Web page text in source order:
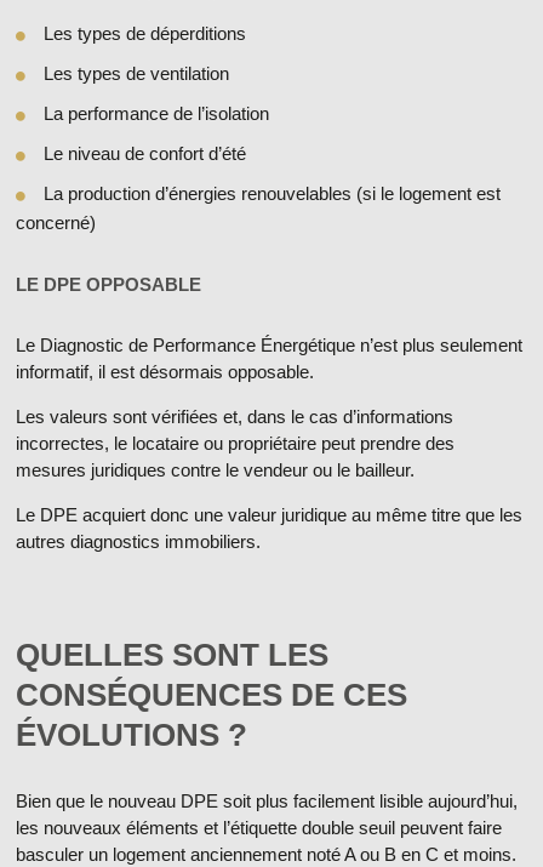
Les types de déperditions
Les types de ventilation
La performance de l’isolation
Le niveau de confort d’été
La production d’énergies renouvelables (si le logement est
concerné)
LE DPE OPPOSABLE
Le Diagnostic de Performance Énergétique n’est plus seulement
informatif, il est désormais opposable.
Les valeurs sont vérifiées et, dans le cas d’informations
incorrectes, le locataire ou propriétaire peut prendre des
mesures juridiques contre le vendeur ou le bailleur.
Le DPE acquiert donc une valeur juridiqueau même titre que les
autres diagnostics immobiliers.
QUELLES SONT LES
CONSÉQUENCES DE CES
ÉVOLUTIONS ?
Bien que le nouveau DPE soit plus facilement lisible aujourd’hui,
les nouveaux éléments et l’étiquette double seuil peuvent faire
basculer un logement anciennement noté A ou B en C et moins.